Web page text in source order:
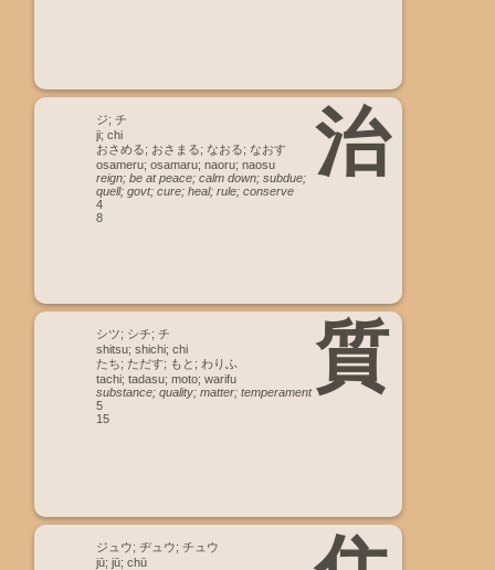
治
ジ; チ
ji; chi
おさめる; おさまる; なおる; なおす
osameru; osamaru; naoru; naosu
reign; be at peace; calm down; subdue;
quell; govt; cure; heal; rule; conserve
4
8
質
シツ; シチ; チ
shitsu; shichi; chi
たち; ただす; もと; わりふ
tachi; tadasu; moto; warifu
substance; quality; matter; temperament
5
15
ジュウ; ヂュウ; チュウ
jū; jū; chū